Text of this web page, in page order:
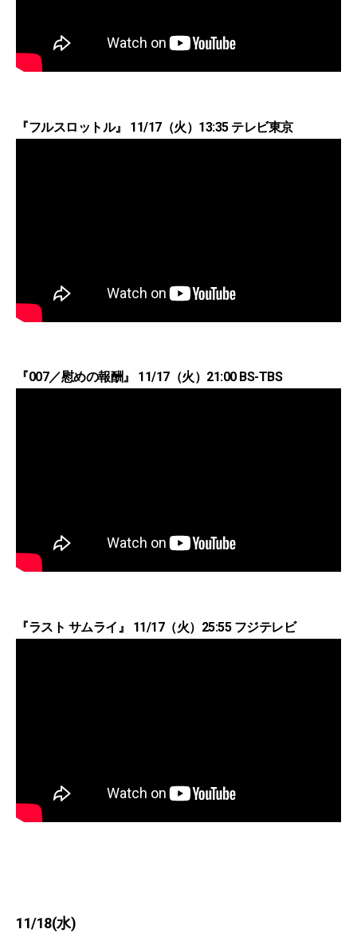
『フルスロットル』 11/17（火）13:35 テレビ東京
『007／慰めの報酬』 11/17（火）21:00 BS-TBS
『ラスト サムライ』 11/17（火）25:55 フジテレビ
11/18(水)